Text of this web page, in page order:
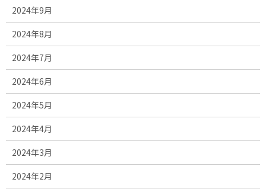
2024年9月
2024年8月
2024年7月
2024年6月
2024年5月
2024年4月
2024年3月
2024年2月